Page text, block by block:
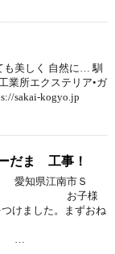
美しく 自然に… 馴
業所エクステリア•ガ
sakai-kogyo.jp
だま 工事！
市Ｓ
了！ お子様
けました。まずおね